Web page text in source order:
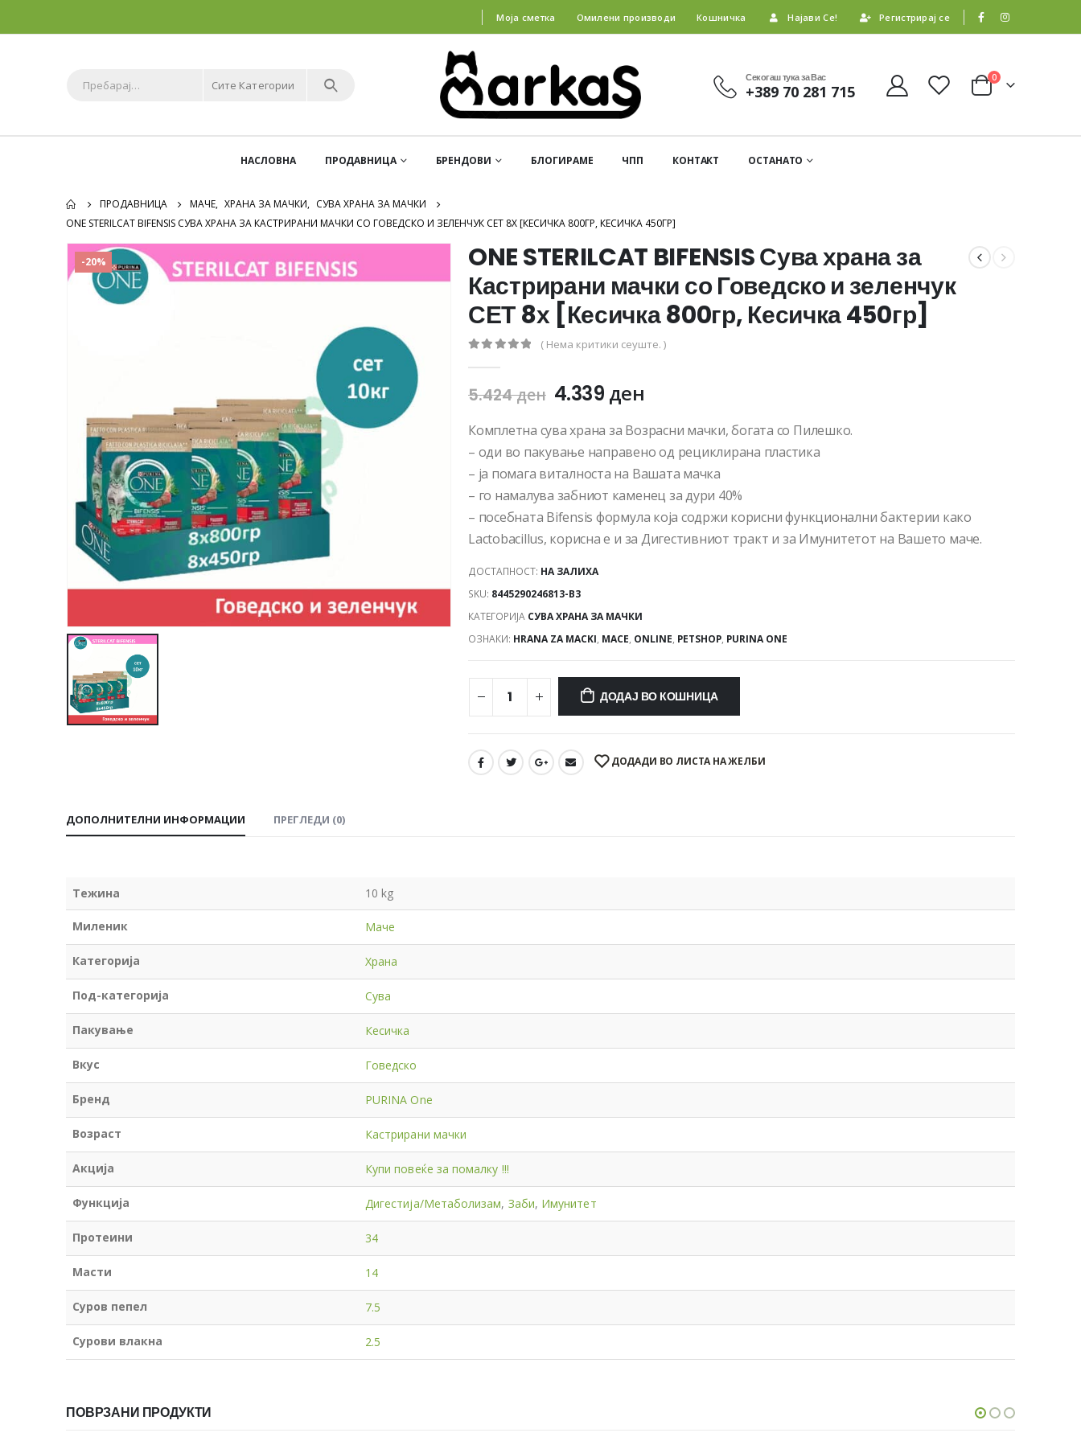
Моја сметка Омилени производи Кошничка Најави Се! Регистрирај се
Сите Категории
Секогаш тука за Вас
+389 70 281 715
0
НАСЛОВНА ПРОДАВНИЦА БРЕНДОВИ БЛОГИРАМЕ ЧПП КОНТАКТ ОСТАНАТО
ПРОДАВНИЦА МАЧЕ, ХРАНА ЗА МАЧКИ, СУВА ХРАНА ЗА МАЧКИ
ONE STERILCAT BIFENSIS СУВА ХРАНА ЗА КАСТРИРАНИ МАЧКИ СО ГОВЕДСКО И ЗЕЛЕНЧУК СЕТ 8Х [КЕСИЧКА 800ГР, КЕСИЧКА 450ГР]
-20%
ONE STERILCAT BIFENSIS Сува храна за
Кастрирани мачки со Говедско и зеленчук
СЕТ 8х [Кесичка 800гр, Кесичка 450гр]
( Нема критики сеуште. )
5.424ден 4.339 ден
Комплетна сува храна за Возрасни мачки, богата со Пилешко.
– оди во пакување направено од рециклирана пластика
– ја помага виталноста на Вашата мачка
– го намалува забниот каменец за дури 40%
– посебната Bifensis формула која содржи корисни функционални бактерии како
Lactobacillus, корисна е и за Дигестивниот тракт и за Имунитетот на Вашето маче.
ДОСТАПНОСТ: НА ЗАЛИХА
SKU: 8445290246813-B3
КАТЕГОРИЈА СУВА ХРАНА ЗА МАЧКИ
ОЗНАКИ: HRANA ZA MACKI, MACE, ONLINE, PETSHOP, PURINA ONE
ДОДАЈ ВО КОШНИЦА
ДОДАДИ ВО ЛИСТА НА ЖЕЛБИ
ДОПОЛНИТЕЛНИ ИНФОРМАЦИИ ПРЕГЛЕДИ (0)
Тежина 10 kg
Миленик Маче
Категорија Храна
Под-категорија Сува
Пакување Кесичка
Вкус Говедско
Бренд PURINA One
Возраст Кастрирани мачки
Акција Купи повеќе за помалку !!!
Функција Дигестија/Метаболизам, Заби, Имунитет
Протеини 34
Масти 14
Суров пепел 7.5
Сурови влакна 2.5
ПОВРЗАНИ ПРОДУКТИ